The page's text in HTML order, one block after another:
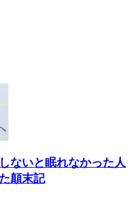
ないと眠れなかった人
顛末記